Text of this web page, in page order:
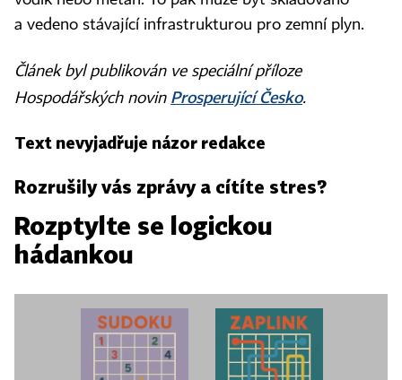
a vedeno stávající infrastrukturou pro zemní plyn.
Článek byl publikován ve speciální příloze
Hospodářských novin Prosperující Česko.
Text nevyjadřuje názor redakce
Rozrušily vás zprávy a cítíte stres?
Rozptylte se logickou
hádankou